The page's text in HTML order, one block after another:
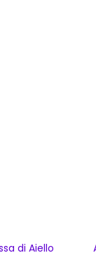
di Aiello